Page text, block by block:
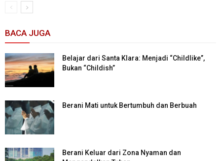
BACA JUGA
Belajar dari Santa Klara: Menjadi “Childlike”,
Bukan “Childish”
Berani Mati untuk Bertumbuh dan Berbuah
Berani Keluar dari Zona Nyaman dan